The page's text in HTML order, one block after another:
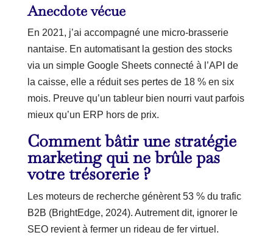
Anecdote vécue
En 2021, j’ai accompagné une micro-brasserie
nantaise. En automatisant la gestion des stocks
via un simple Google Sheets connecté à l’API de
la caisse, elle a réduit ses pertes de 18 % en six
mois. Preuve qu’un tableur bien nourri vaut parfois
mieux qu’un ERP hors de prix.
Comment bâtir une stratégie
marketing qui ne brûle pas
votre trésorerie ?
Les moteurs de recherche génèrent 53 % du trafic
B2B (BrightEdge, 2024). Autrement dit, ignorer le
SEO revient à fermer un rideau de fer virtuel.